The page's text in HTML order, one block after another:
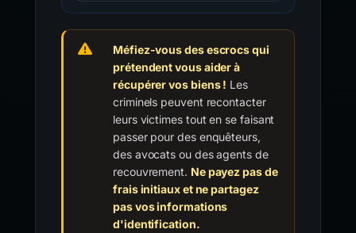
Méfiez-vous des escrocs qui
prétendent vous aider à
récupérer vos biens ! Les
criminels peuvent recontacter
leurs victimes tout en se faisant
passer pour des enquêteurs,
des avocats ou des agents de
recouvrement. Ne payez pas de
frais initiaux et ne partagez
pas vos informations
d'identification.